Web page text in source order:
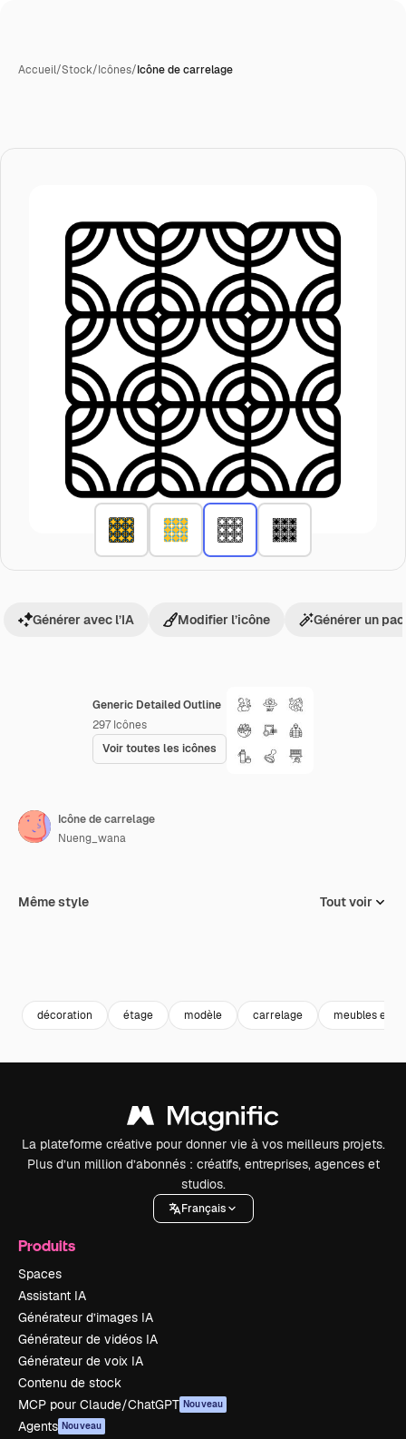
Accueil/Stock/Icônes/Icône de carrelage
Generic Detailed Outline
297 Icônes
Voir toutes les icônes
Générer avec l’IA Modifier l’icône Générer un
Icône de carrelage
Nueng_wana
Même style Tout voir
décoration étage modèle carrelage meubles et
La plateforme créative pour donner vie à vos meilleurs projets.
Plus d’un million d’abonnés : créatifs, entreprises, agences et
studios.
Français
Produits
Spaces
Assistant IA
Générateur d’images IA
Générateur de vidéos IA
Générateur de voix IA
Contenu de stock
MCP pour Claude/ChatGPT Nouveau
Agents Nouveau